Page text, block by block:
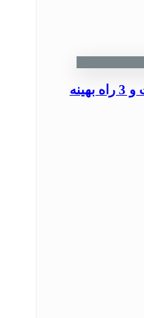
کلمات توقف + تاثیر، تفاوت و 3 راه بهینه